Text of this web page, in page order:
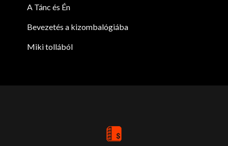
A Tánc és Én
Bevezetés a kizombalógiába
Miki tollából